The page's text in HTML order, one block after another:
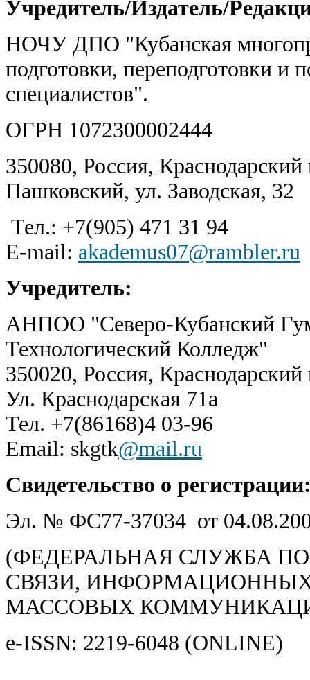
Учредитель/Издатель/
НОЧУ ДПО "Кубанская
подготовки, переподготовки
специалистов".
ОГРН 1072300002444
350080, Россия,
Пашковский, ул. Заводская, 32
Тел.: +7(905) 471 31 94
E-mail: akademus07@rambler.ru
Учредитель:
АНПОО "Северо-Кубанский
Технологический Колледж"
350020, Россия,
Ул. Краснодарская 71а
Тел. +7(86168)4 03-96
Email: skgtk@mail.ru
Свидетельство о
Эл. № ФС77-37034 от
(ФЕДЕРАЛЬНАЯ СЛУЖБА
СВЯЗИ,
МАССОВЫХ
e-ISSN: 2219-6048 (ONLINE)